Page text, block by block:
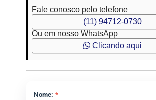
Fale conosco pelo telefone
(11) 94712-0730
Ou em nosso WhatsApp
Clicando aqui
Nome: *